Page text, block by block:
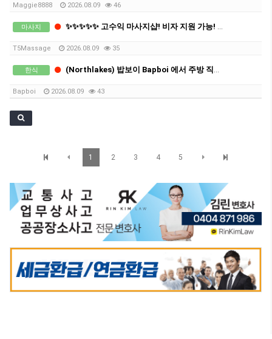
Maggie8888 2026.08.09 46
마사지 ✨✨✨✨✨ 고수익 마사지샵! 비자 지원 가능! 젊은 여성 직원 모집✨✨✨✨✨
T5Massage 2026.08.09 35
한식 (Northlakes) 밥보이 Bapboi 에서 주방 직원 구인합니다.
Bapboi 2026.08.09 43
1 2 3 4 5